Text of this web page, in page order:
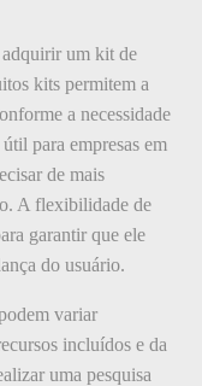
adquirir um kit de
kits permitem a
a necessidade
para empresas em
de mais
A flexibilidade de
garantir que ele
do usuário.
variar
incluídos e da
uma pesquisa